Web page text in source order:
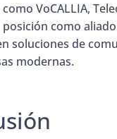
VoCALLIA,
como aliado
soluciones de
modernas.